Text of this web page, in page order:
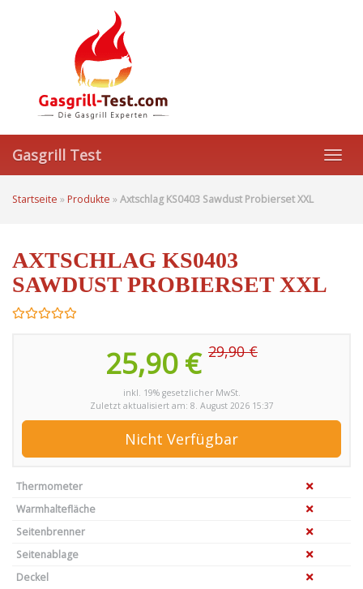
Gasgrill Test
Startseite » Produkte »Axtschlag KS0403 Sawdust Probierset XXL
AXTSCHLAG KS0403
SAWDUST PROBIERSET XXL
25,90 € 29,90 €
inkl. 19% gesetzlicher MwSt.
Zuletzt aktualisiert am: 8. August 2026 15:37
Nicht Verfügbar
Thermometer
Warmhaltefläche
Seitenbrenner
Seitenablage
Deckel